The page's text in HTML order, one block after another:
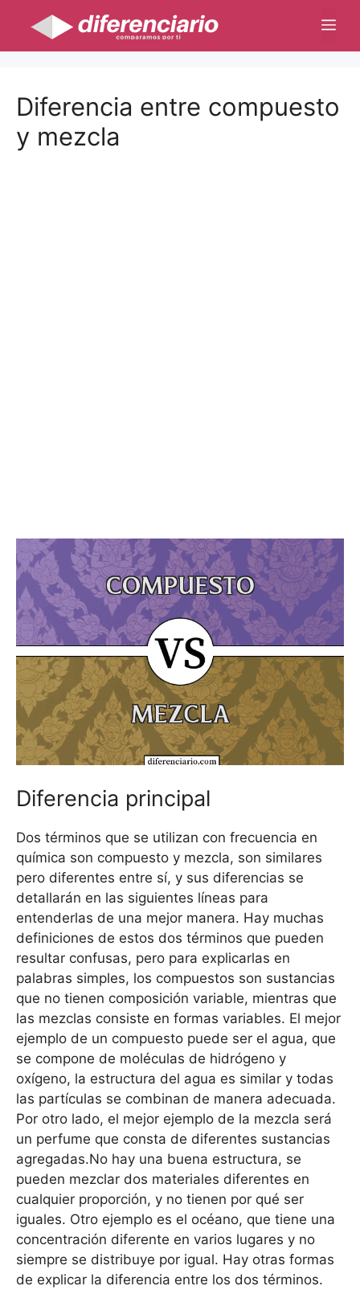
contenido
Diferencia entre compuesto
y mezcla
Diferencia principal
Dos términos que se utilizan con frecuencia en
química son compuesto y mezcla, son similares
pero diferentes entre sí, y sus diferencias se
detallarán en las siguientes líneas para
entenderlas de una mejor manera. Hay muchas
definiciones de estos dos términos que pueden
resultar confusas, pero para explicarlas en
palabras simples, los compuestos son sustancias
que no tienen composición variable, mientras que
las mezclas consiste en formas variables. El mejor
ejemplo de un compuesto puede ser el agua, que
se compone de moléculas de hidrógeno y
oxígeno, la estructura del agua es similar y todas
las partículas se combinan de manera adecuada.
Por otro lado, el mejor ejemplo de la mezcla será
un perfume que consta de diferentes sustancias
agregadas.No hay una buena estructura, se
pueden mezclar dos materiales diferentes en
cualquier proporción, y no tienen por qué ser
iguales. Otro ejemplo es el océano, que tiene una
concentración diferente en varios lugares y no
siempre se distribuye por igual. Hay otras formas
de explicar la diferencia entre los dos términos.